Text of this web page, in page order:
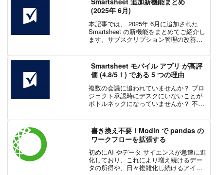
(2025年 6月)
本記事では、 2025年 6月に追加された
Smartsheet の新機能をまとめてご紹介し
ます。サブスクリプション管理の改善や
アクセシビリティを考慮したモダンな
フ...
Smartsheet モバイル アプリ が高評
価 (4.8/5！) である 5 つの理由
複数の会議に追われていませんか？ プロ
ジェクト承認時にデスクにいないことが
ボトルネックになっていませんか？ 不安
落とす心配はありませんか？ オフィス不
在時にもステータ...
書き換え不要！Modin で pandas の
ワークフローを拡張する
初めにAI やデータ サイエンスが急速に進
化しており、これにより増え続けるデー
タの所得や、日々複雑化し続けるアイデ